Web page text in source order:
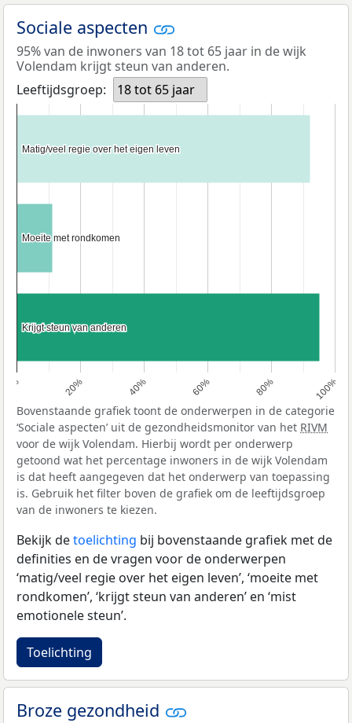
Sociale aspecten
95% van de inwoners van 18 tot 65 jaar in de wijk
Volendam krijgt steun van anderen.
Leeftijdsgroep:
18 tot 65 jaar
0% 20% 40% 60% 80% 100%
Matig/veel regie over het eigen leven
Matig/veel regie over het eigen leven
Moeite met rondkomen
Moeite met rondkomen
Krijgt steun van anderen
Krijgt steun van anderen
Bovenstaande grafiek toont de onderwerpen in de categorie
‘Sociale aspecten’ uit de gezondheidsmonitor van het RIVM
voor de wijk Volendam. Hierbij wordt per onderwerp
getoond wat het percentage inwoners in de wijk Volendam
is dat heeft aangegeven dat het onderwerp van toepassing
is. Gebruik het filter boven de grafiek om de leeftijdsgroep
van de inwoners te kiezen.
Bekijk detoelichting bij bovenstaande grafiek met de
definities en de vragen voor de onderwerpen
‘matig/veel regie over het eigen leven’, ‘moeite met
rondkomen’, ‘krijgt steun van anderen’ en ‘mist
emotionele steun’.
Toelichting
Broze gezondheid